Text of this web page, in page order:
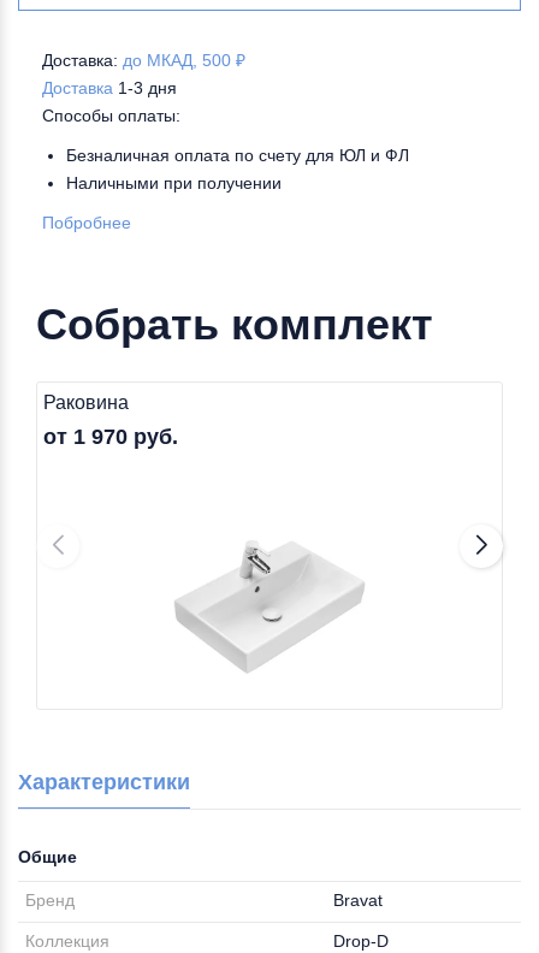
Доставка: до МКАД, 500 ₽
Доставка 1-3 дня
Способы оплаты:
Безналичная оплата по счету для ЮЛ и ФЛ
Наличными при получении
Побробнее
Собрать комплект
Раковина
от 1 970 руб.
Характеристики
Общие
Бренд Bravat
Коллекция Drop-D